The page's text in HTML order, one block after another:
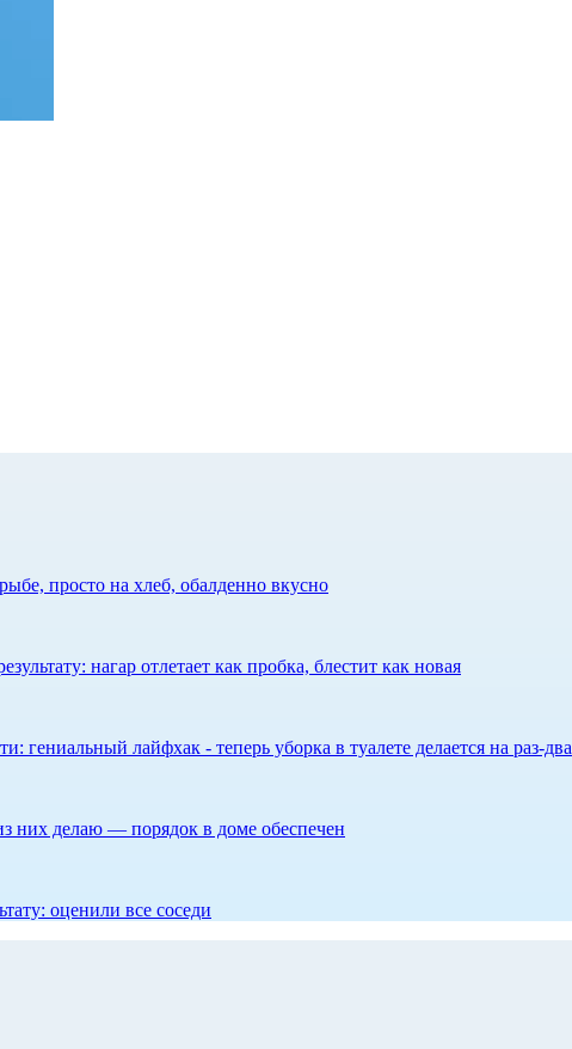
просто на хлеб, обалденно вкусно
нагар отлетает как пробка, блестит как новая
гениальный лайфхак - теперь уборка в туалете делается на раз-два
них делаю — порядок в доме обеспечен
оценили все соседи